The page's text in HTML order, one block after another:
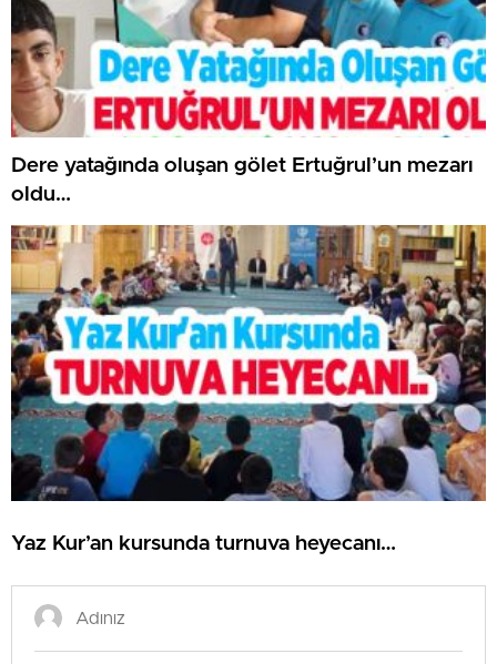
Dere yatağında oluşan gölet Ertuğrul’un mezarı
oldu…
Yaz Kur’an kursunda turnuva heyecanı…